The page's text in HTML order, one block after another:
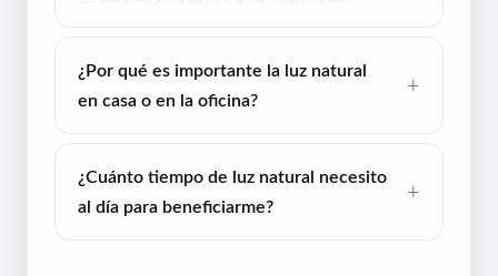
¿Por qué es importante la luz natural
en casa o en la oficina?
¿Cuánto tiempo de luz natural necesito
al día para beneficiarme?